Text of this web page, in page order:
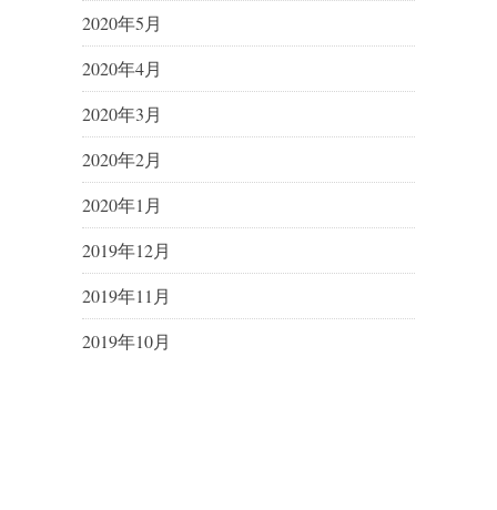
2020年5月
2020年4月
2020年3月
2020年2月
2020年1月
2019年12月
2019年11月
2019年10月